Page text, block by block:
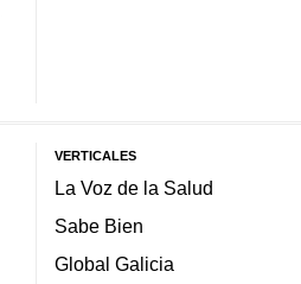
VERTICALES
La Voz de la Salud
Sabe Bien
Global Galicia